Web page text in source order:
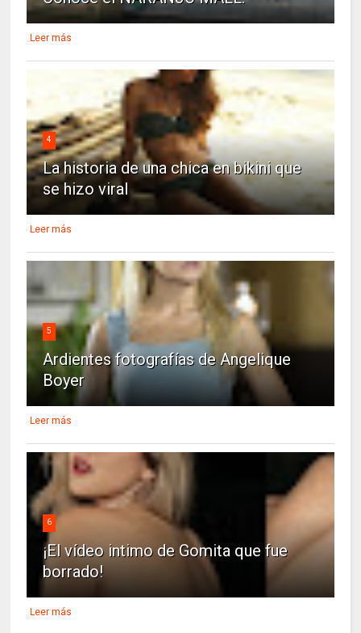
Leer más
4
La historia de una chica en bikini que
se hizo viral
Leer más
5
Ardientes fotografías de Angelique
Boyer
Leer más
6
¡El vídeo intimo de Gomita que fue
borrado!
Leer más